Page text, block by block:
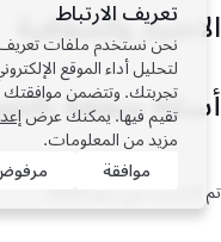
الاختيار والشفافية
أسئلة متعلقة
تم التحديث في مايو 2025
تعريف الارتباط
نحن نستخدم ملفات تعريف
لتحليل أداء الموقع
تجربتك. وتتضمن موافقتك
تقيم فيها. يمكنك عرض
مزيد من المعلومات.
موافقة